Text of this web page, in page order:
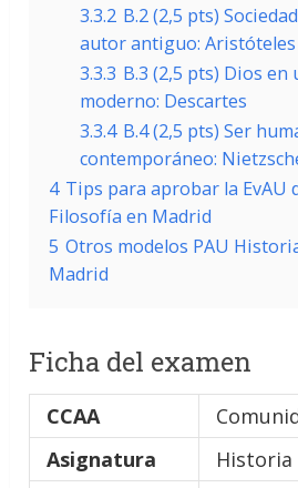
3.3.2 B.2 (2,5 pts)
autor antiguo: Aristóteles
3.3.3 B.3 (2,5 pts) Dios
moderno: Descartes
3.3.4 B.4 (2,5 pts) Ser
contemporáneo:
4 Tips para aprobar la EvAU
Filosofía en Madrid
5 Otros modelos PAU
Madrid
Ficha del examen
CCAA
Asignatura
Historia